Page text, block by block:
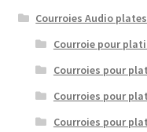
Courroies Audio
Courroie pour
Courroies pour
Courroies pour
Courroies pour